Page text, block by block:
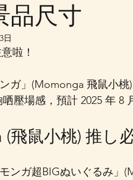
品尺寸
日
啦！
ガ」(Momonga 飛鼠小桃
壓場感，預計 2025 年 8
飛鼠小桃) 推し
ンガ超BIGぬいぐるみ」